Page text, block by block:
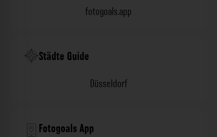
fotogoals.app
Städte Guide
Düsseldorf
Fotogoals App